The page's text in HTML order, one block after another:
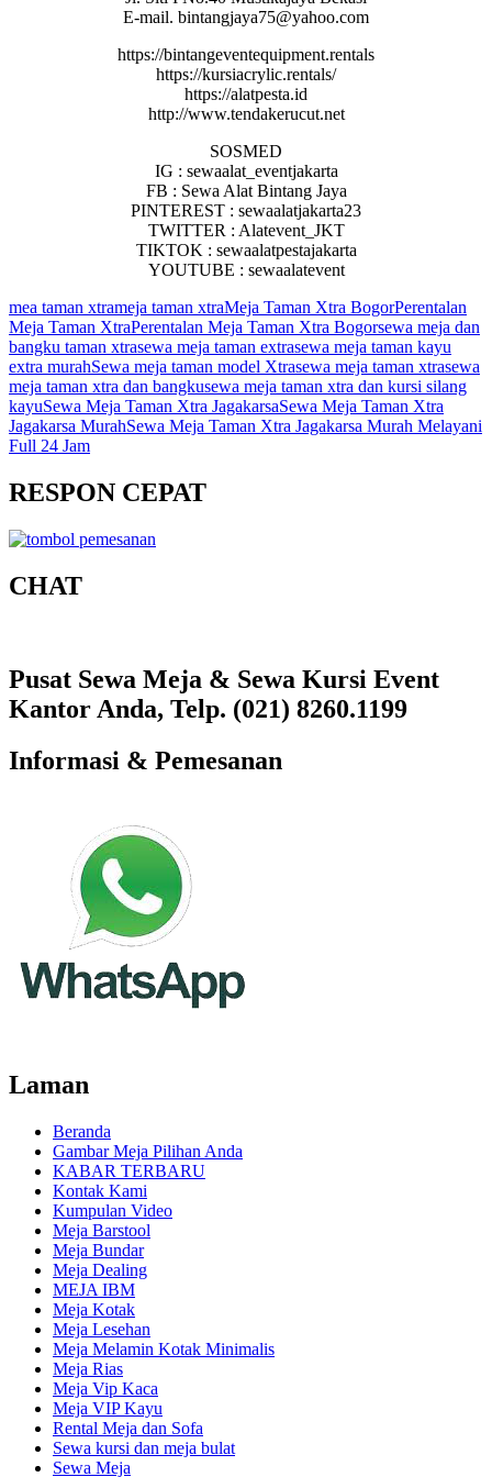
E-mail. bintangjaya75@yahoo.com
https://bintangeventequipment.rentals
https://kursiacrylic.rentals/
https://alatpesta.id
http://www.tendakerucut.net
SOSMED
IG : sewaalat_eventjakarta
FB : Sewa Alat Bintang Jaya
PINTEREST : sewaalatjakarta23
TWITTER : Alatevent_JKT
TIKTOK : sewaalatpestajakarta
YOUTUBE : sewaalatevent
mea taman xtrameja taman xtraMeja Taman Xtra BogorPerentalan
Meja Taman XtraPerentalan Meja Taman Xtra Bogorsewa meja dan
bangku taman xtrasewa meja taman extrasewa meja taman kayu
extra murahSewa meja taman model Xtrasewa meja taman xtrasewa
meja taman xtra dan bangkusewa meja taman xtra dan kursi silang
kayuSewa Meja Taman Xtra JagakarsaSewa Meja Taman Xtra
Jagakarsa MurahSewa Meja Taman Xtra Jagakarsa Murah Melayani
Full 24 Jam
RESPON CEPAT
CHAT
Pusat Sewa Meja & Sewa Kursi Event
Kantor Anda, Telp. (021) 8260.1199
Informasi & Pemesanan
Laman
Beranda
Gambar Meja Pilihan Anda
KABAR TERBARU
Kontak Kami
Kumpulan Video
Meja Barstool
Meja Bundar
Meja Dealing
MEJA IBM
Meja Kotak
Meja Lesehan
Meja Melamin Kotak Minimalis
Meja Rias
Meja Vip Kaca
Meja VIP Kayu
Rental Meja dan Sofa
Sewa kursi dan meja bulat
Sewa Meja